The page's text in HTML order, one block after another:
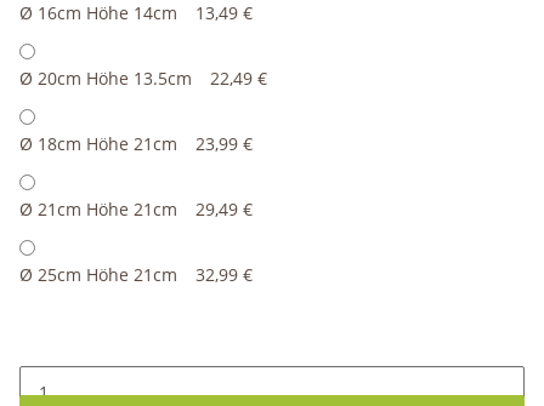
Ø 16cm Höhe 14cm 13,49 €
Ø 20cm Höhe 13.5cm 22,49 €
Ø 18cm Höhe 21cm 23,99 €
Ø 21cm Höhe 21cm 29,49 €
Ø 25cm Höhe 21cm 32,99 €